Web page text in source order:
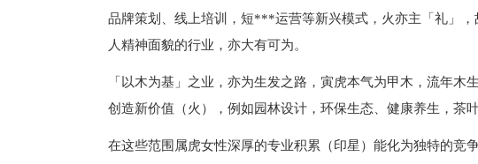
品牌策划、线上培训，短***运营等新兴模式，火亦主「礼」
人精神面貌的行业，亦大有可为。
「以木为基」之业，亦为生发之路，寅虎本气为甲木，流年
创造新价值（火），例如园林设计，环保生态、健康养生，茶
在这些范围属虎女性深厚的专业积累（印星）能化为独特的竞